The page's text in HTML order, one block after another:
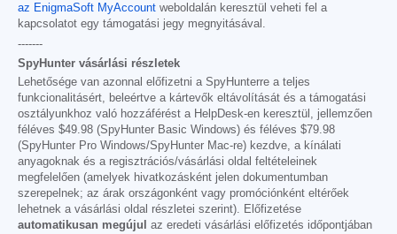
az EnigmaSoft MyAccount weboldalán keresztül veheti fel a
kapcsolatot egy támogatási jegy megnyitásával.
-------
SpyHunter vásárlási részletek
Lehetősége van azonnal előfizetni a SpyHunterre a teljes
funkcionalitásért, beleértve a kártevők eltávolítását és a támogatási
osztályunkhoz való hozzáférést a HelpDesk-en keresztül, jellemzően
féléves $49.98 (SpyHunter Basic Windows) és féléves $79.98
(SpyHunter Pro Windows/SpyHunter Mac-re) kezdve, a kínálati
anyagoknak és a regisztrációs/vásárlási oldal feltételeinek
megfelelően (amelyek hivatkozásként jelen dokumentumban
szerepelnek; az árak országonként vagy promóciónként eltérőek
lehetnek a vásárlási oldal részletei szerint). Előfizetése
automatikusan megújul
az eredeti vásárlási előfizetés időpontjában